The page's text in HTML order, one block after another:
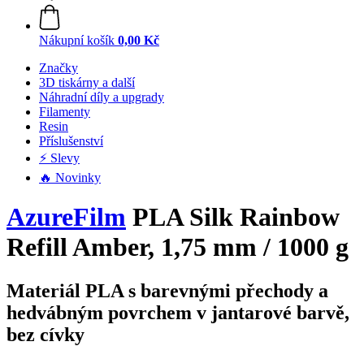
Nákupní košík 0,00 Kč
Značky
3D tiskárny a další
Náhradní díly a upgrady
Filamenty
Resin
Příslušenství
⚡ Slevy
🔥 Novinky
AzureFilm PLA Silk Rainbow
Refill Amber, 1,75 mm / 1000 g
Materiál PLA s barevnými přechody a
hedvábným povrchem v jantarové barvě,
bez cívky